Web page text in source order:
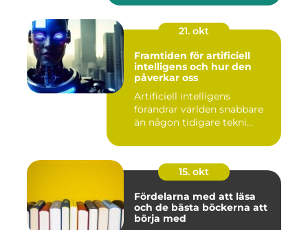
21. okt
Framtiden för artificiell
intelligens och hur den
påverkar oss
Artificiell intelligens
förändrar världen snabbare
än någon tidigare tekni...
15. okt
Fördelarna med att läsa
och de bästa böckerna att
börja med